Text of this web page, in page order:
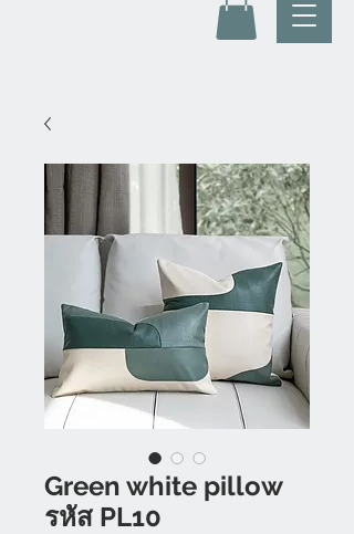
Green white pillow
รหัส PL10